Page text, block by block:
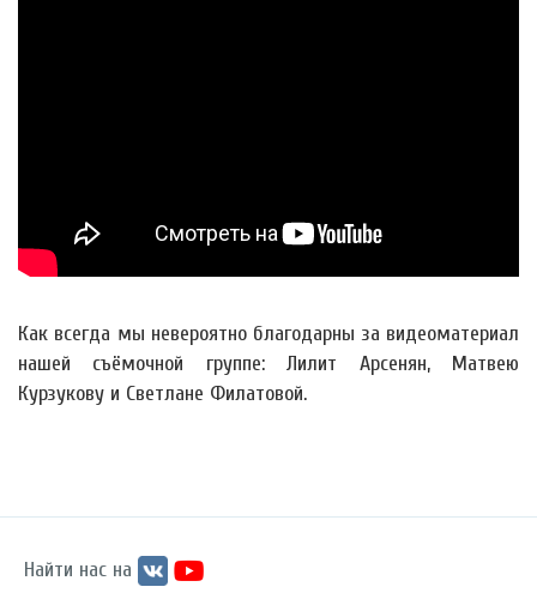
Как всегда мы невероятно благодарны за видеоматериал
нашей съёмочной группе: Лилит Арсенян, Матвею
Курзукову и Светлане Филатовой.
Найти нас на